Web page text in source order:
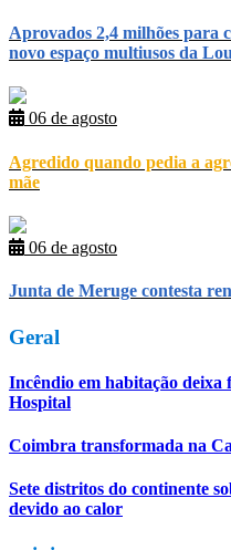
Aprovados 2,4 milhões para
novo espaço multiusos da
06 de agosto
Agredido quando pedia a
mãe
06 de agosto
Junta de Meruge contesta
Geral
Incêndio em habitação deixa
Hospital
Coimbra transformada na
Sete distritos do continente
devido ao calor